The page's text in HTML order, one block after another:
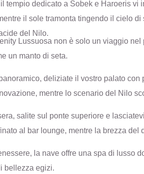
tempio dedicato a Sobek e Haroeris vi
il sole tramonta tingendo il cielo
del Nilo.
Lussuosa non è solo un viaggio
un manto di seta.
deliziate il vostro palato
mentre lo scenario del Nilo
salite sul ponte superiore e
al bar lounge, mentre la brezza del
la nave offre una spa di lusso
bellezza egizi.